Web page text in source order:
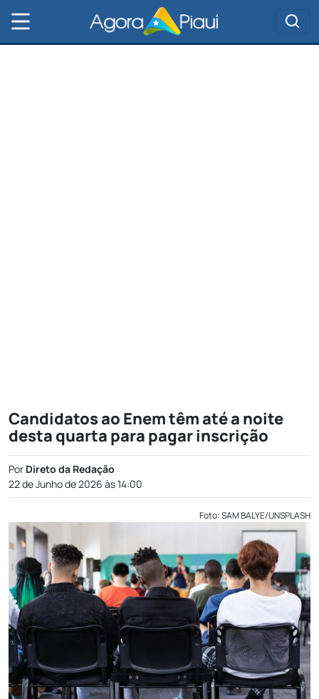
Candidatos ao Enem têm até a noite
desta quarta para pagar inscrição
Por Direto da Redação
22 de Junho de 2026 às 14:00
Foto: SAM BALYE/UNSPLASH